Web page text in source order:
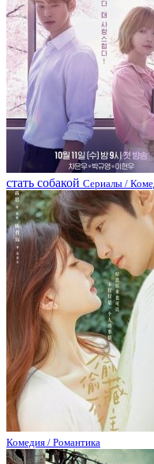
стать собакой Сериалы /
Комедия / Романтика